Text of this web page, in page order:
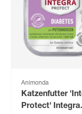
Animonda
Katzenfutter
Protect' Integra